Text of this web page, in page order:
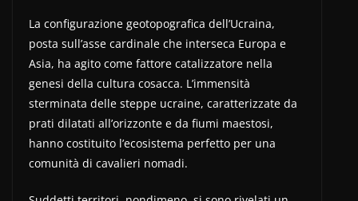
La configurazione geotopografica dell’Ucraina,
posta sull’asse cardinale che interseca Europa e
Asia, ha agito come fattore catalizzatore nella
genesi della cultura cosacca. L’immensità
sterminata delle steppe ucraine, caratterizzate da
prati dilatati all’orizzonte e da fiumi maestosi,
hanno costituito l’ecosistema perfetto per una
comunità di cavalieri nomadi.